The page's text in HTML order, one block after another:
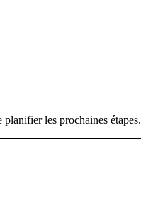
les prochaines étapes.